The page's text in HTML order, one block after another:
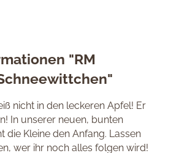
"RM
nicht in den leckeren Apfel! Er
In unserer neuen, bunten
die Kleine den Anfang. Lassen
wer ihr noch alles folgen wird!